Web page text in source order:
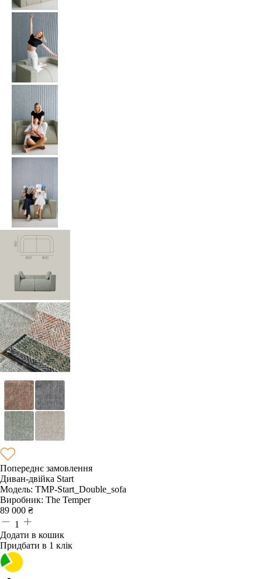
Попереднє замовлення
Диван-двійка Start
Модель: TMP-Start_Double_sofa
Виробник: The Temper
89 000 ₴
1
Додати в кошик
Придбати в 1 клік